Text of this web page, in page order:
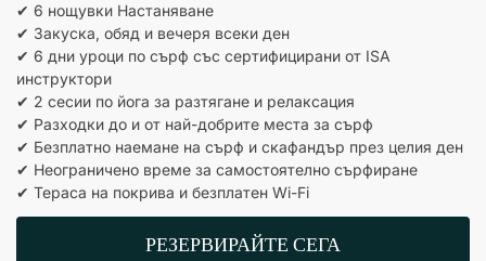
беше:
€339.00.
е:
€299.00.
✔ 6 нощувки Настаняване
✔ Закуска, обяд и вечеря всеки ден
✔ 6 дни уроци по сърф със сертифицирани от ISA
инструктори
✔ 2 сесии по йога за разтягане и релаксация
✔ Разходки до и от най-добрите места за сърф
✔ Безплатно наемане на сърф и скафандър през целия ден
✔ Неограничено време за самостоятелно сърфиране
✔ Тераса на покрива и безплатен Wi-Fi
РЕЗЕРВИРАЙТЕ СЕГА